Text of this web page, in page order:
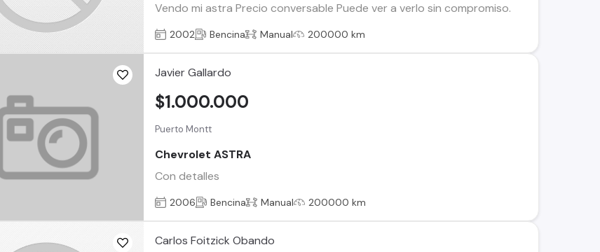
Vendo mi astra Precio conversable Puede ver a verlo sin compromiso.
2002 Bencina Manual 200000 km
Javier Gallardo
Puerto Montt
Chevrolet ASTRA
Con detalles
$1.000.000
2006 Bencina Manual 200000 km
Carlos Foitzick Obando